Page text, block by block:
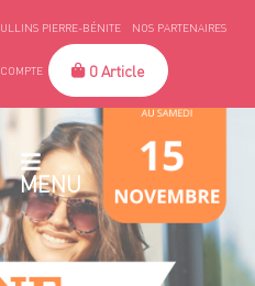
PIERRE-BÉNITE NOS PARTENAIRES
0 Article
MENU